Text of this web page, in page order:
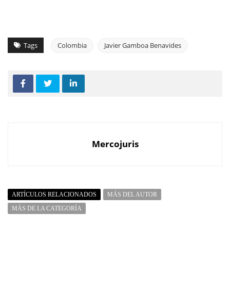
Tags Colombia Javier Gamboa Benavides
Mercojuris
ARTÍCULOS RELACIONADOS
MÁS DEL AUTOR
MÁS DE LA CATEGORÍA